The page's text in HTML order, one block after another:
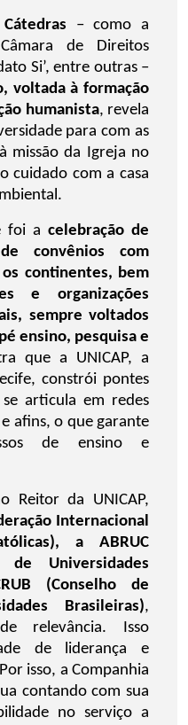
– como a
de Direitos
Si’, entre outras –
voltada à formação
humanista, revela
para com as
missão da Igreja no
cuidado com a casa
foi a celebração de
convênios com
continentes, bem
e organizações
sempre voltados
ensino, pesquisa e
que a UNICAP, a
constrói pontes
articula em redes
afins, o que garante
de ensino e
Reitor da UNICAP,
Internacional
a ABRUC
de Universidades
(Conselho de
Brasileiras),
relevância. Isso
de liderança e
isso, a Companhia
contando com sua
no serviço a